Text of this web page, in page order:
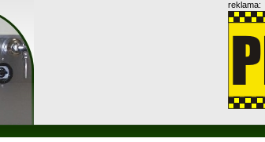
reklama: